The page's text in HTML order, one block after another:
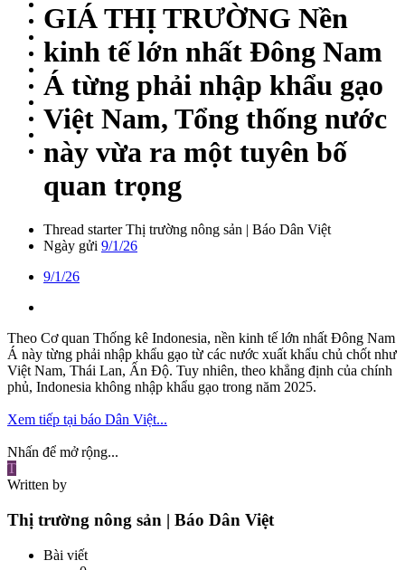
GIÁ THỊ TRƯỜNG Nền
kinh tế lớn nhất Đông Nam
Á từng phải nhập khẩu gạo
Việt Nam, Tổng thống nước
này vừa ra một tuyên bố
quan trọng
Thread starter Thị trường nông sản | Báo Dân Việt
Ngày gửi 9/1/26
9/1/26
Theo Cơ quan Thống kê Indonesia, nền kinh tế lớn nhất Đông Nam
Á này từng phải nhập khẩu gạo từ các nước xuất khẩu chủ chốt như
Việt Nam, Thái Lan, Ấn Độ. Tuy nhiên, theo khẳng định của chính
phủ, Indonesia không nhập khẩu gạo trong năm 2025.
Xem tiếp tại báo Dân Việt...
Nhấn để mở rộng...
T
Written by
Thị trường nông sản | Báo Dân Việt
Bài viết